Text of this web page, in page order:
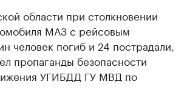
области при столкновении
МАЗ с рейсовым
человек погиб и 24 пострадали,
пропаганды безопасности
УГИБДД ГУ МВД по